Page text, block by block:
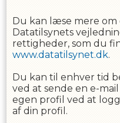
Du kan læse mere
Datatilsynets
rettigheder, som du
www.datatilsynet.dk.
Du kan til enhver tid
ved at sende en e-
egen profil ved at
af din profil.